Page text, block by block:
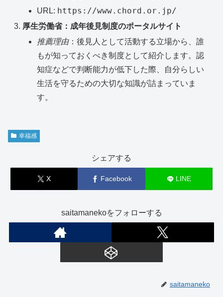
URL: https://www.chord.or.jp/
厚生労働省：成年後見制度のポータルサイト
推薦理由：後見人として活動する立場から、誰
もが知っておくべき制度として紹介します。認
知症などで判断能力が低下した際、自分らしい
生活を守るための大切な知識が詰まっていま
す。
幸福感
シェアする
X Facebook LINE
saitamanekoをフォローする
saitamaneko